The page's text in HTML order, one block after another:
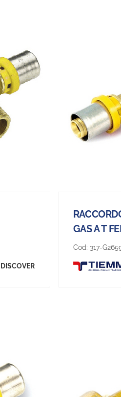
DISCOVER
GAS A T
Cod: 317-